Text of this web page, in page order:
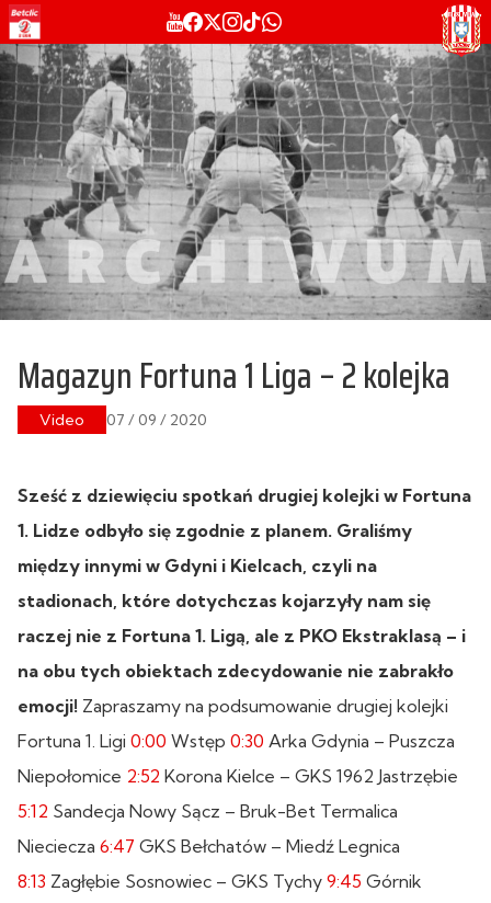
Magazyn Fortuna 1 Liga – 2 kolejka
Video 07 / 09 / 2020
Sześć z dziewięciu spotkań drugiej kolejki w Fortuna
1. Lidze odbyło się zgodnie z planem. Graliśmy
między innymi w Gdyni i Kielcach, czyli na
stadionach, które dotychczas kojarzyły nam się
raczej nie z Fortuna 1. Ligą, ale z PKO Ekstraklasą – i
na obu tych obiektach zdecydowanie nie zabrakło
emocji! Zapraszamy na podsumowanie drugiej kolejki
Fortuna 1. Ligi 0:00 Wstęp 0:30 Arka Gdynia – Puszcza
Niepołomice 2:52 Korona Kielce – GKS 1962 Jastrzębie
5:12 Sandecja Nowy Sącz – Bruk-Bet Termalica
Nieciecza 6:47 GKS Bełchatów – Miedź Legnica
8:13 Zagłębie Sosnowiec – GKS Tychy 9:45 Górnik